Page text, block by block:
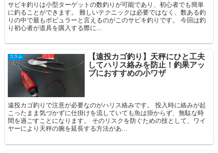
サビキ釣りは小型ターゲットの数釣りが可能であり、初心者でも簡単
に釣ることができます。 難しいテクニックは必要ではなく、数ある釣
りの中で最もポピュラーと言えるのがこのサビキ釣りです。 今回は釣
り初心者が道具を購入する際に...
コラム
【遠投カゴ釣り】天秤にひと工夫
してハリス絡みを防止！釣果アッ
プにおすすめの小ワザ
遠投カゴ釣りで注意が必要なのがハリス絡みです。 投入時に絡みが起
こったまま気づかずに仕掛けを流していても魚は掛からず、無駄な時
間を過ごすことになります。 そのリスクを防ぐための技として、ワイ
ヤーにより天秤の腕を延長する方法があ...